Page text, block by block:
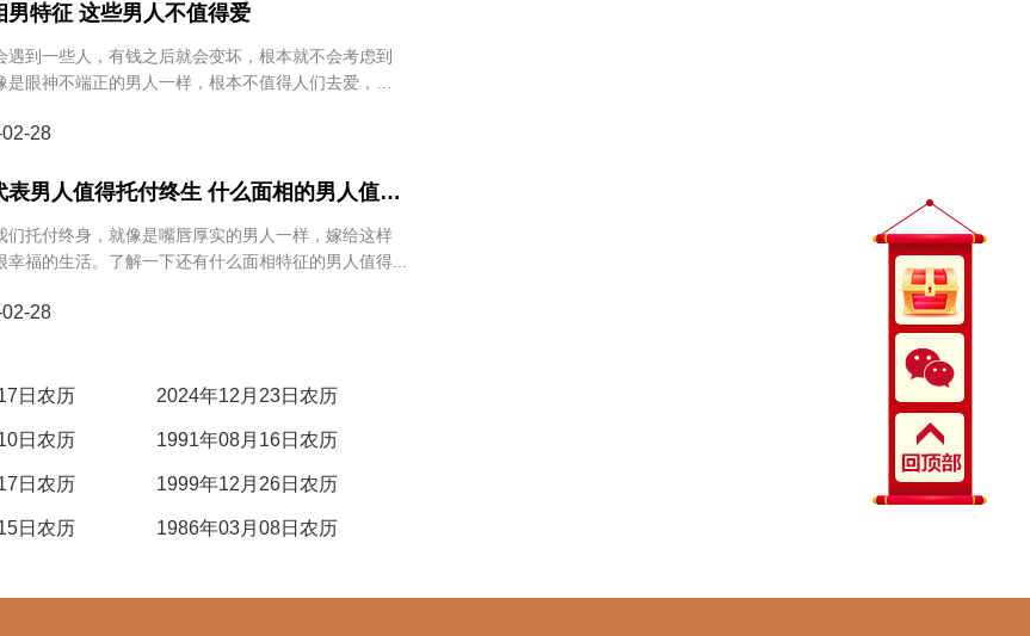
男特征 这些男人不值得爱
到一些人，有钱之后就会变坏，根本就不会考虑到
是眼神不端正的男人一样，根本不值得人们去爱，否
28
表男人值得托付终生 什么面相的男人值得
们托付终身，就像是嘴唇厚实的男人一样，嫁给这样
幸福的生活。了解一下还有什么面相特征的男人值得...
28
日农历 2024年12月23日农历
日农历 1991年08月16日农历
日农历 1999年12月26日农历
日农历 1986年03月08日农历